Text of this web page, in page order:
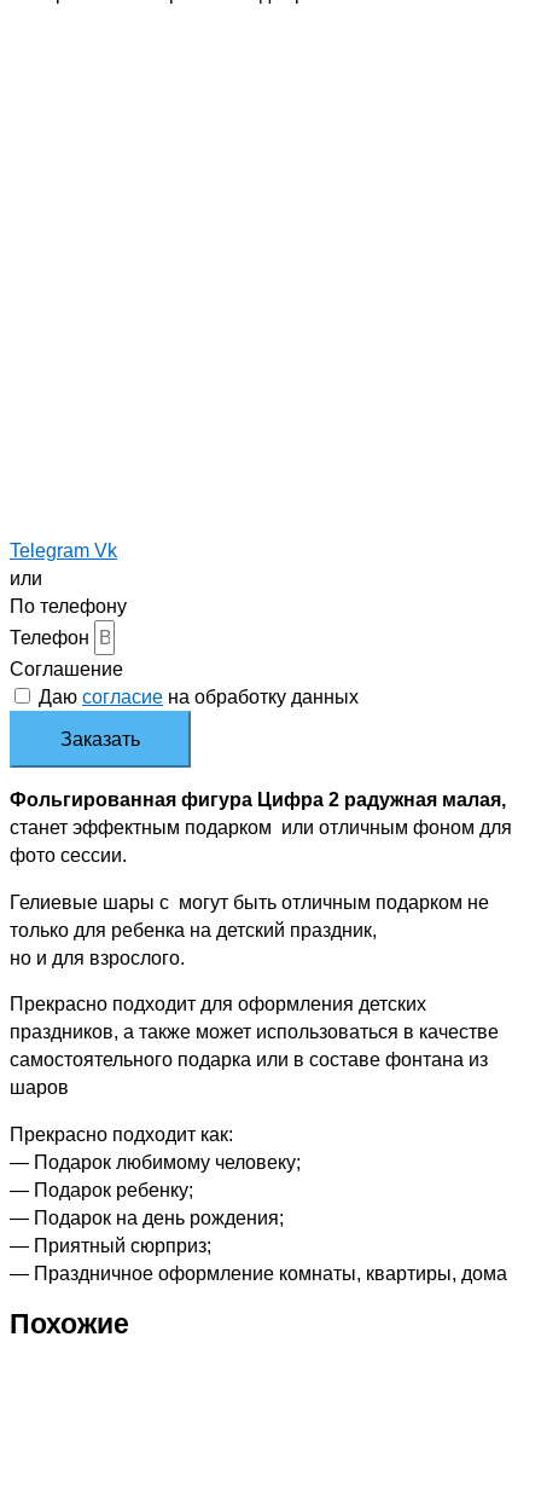
Telegram Vk
или
По телефону
Телефон
Соглашение
Даю согласие на обработку данных
Заказать
Фольгированная фигура Цифра 2 радужная малая,
станет эффектным подарком или отличным фоном для
фото сессии.
Гелиевые шары с могут быть отличным подарком не
только для ребенка на детский праздник,
но и для взрослого.
Прекрасно подходит для оформления детских
праздников, а также может использоваться в качестве
самостоятельного подарка или в составе фонтана из
шаров
Прекрасно подходит как:
— Подарок любимому человеку;
— Подарок ребенку;
— Подарок на день рождения;
— Приятный сюрприз;
— Праздничное оформление комнаты, квартиры, дома
Похожие